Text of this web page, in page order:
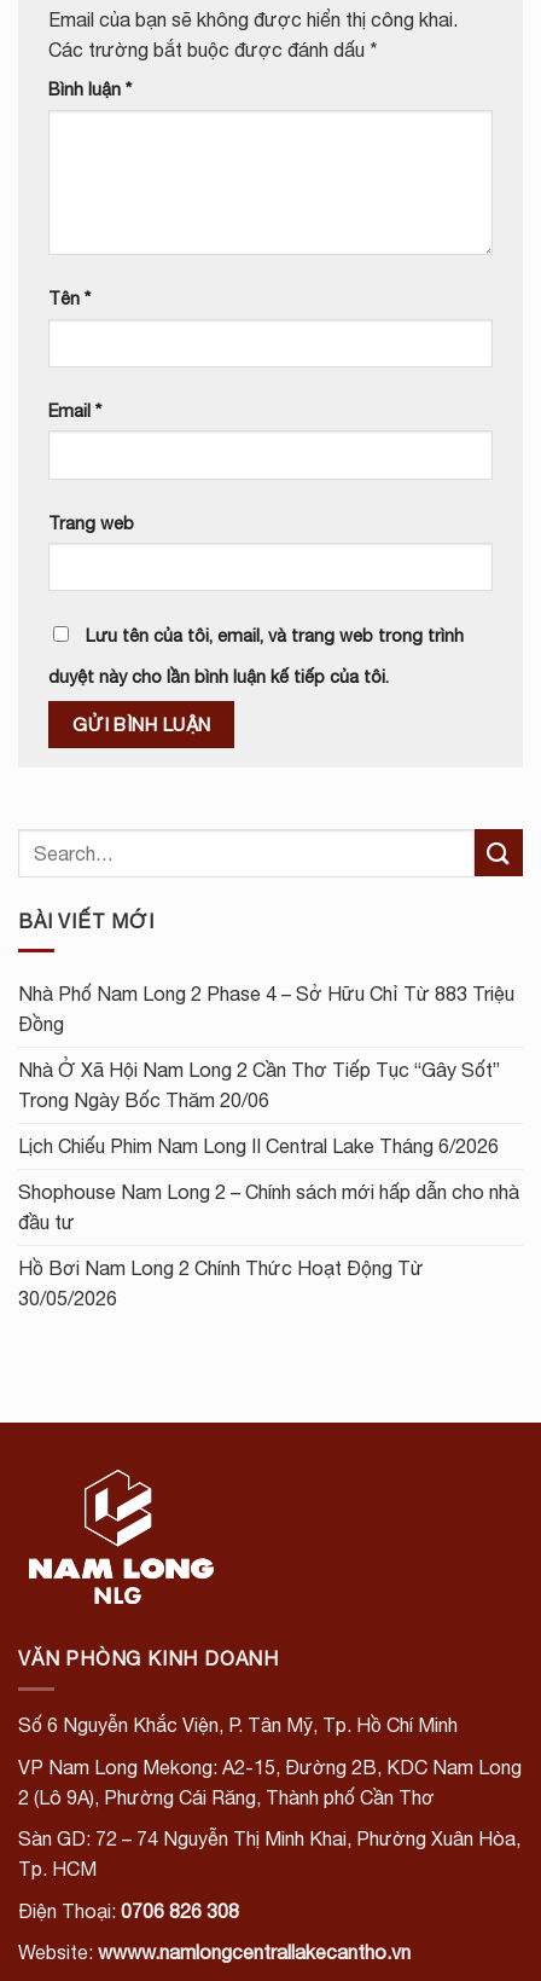
Email của bạn sẽ không được hiển thị công khai.
Các trường bắt buộc được đánh dấu *
Bình luận *
Tên *
Email *
Trang web
Lưu tên của tôi, email, và trang web trong trình
duyệt này cho lần bình luận kế tiếp của tôi.
BÀI VIẾT MỚI
Nhà Phố Nam Long 2 Phase 4 – Sở Hữu Chỉ Từ 883 Triệu
Đồng
Nhà Ở Xã Hội Nam Long 2 Cần Thơ Tiếp Tục “Gây Sốt”
Trong Ngày Bốc Thăm 20/06
Lịch Chiếu Phim Nam Long II Central Lake Tháng 6/2026
Shophouse Nam Long 2 – Chính sách mới hấp dẫn cho nhà
đầu tư
Hồ Bơi Nam Long 2 Chính Thức Hoạt Động Từ
30/05/2026
VĂN PHÒNG KINH DOANH
Số 6 Nguyễn Khắc Viện, P. Tân Mỹ, Tp. Hồ Chí Minh
VP Nam Long Mekong: A2-15, Đường 2B, KDC Nam Long
2 (Lô 9A), Phường Cái Răng, Thành phố Cần Thơ
Sàn GD: 72 – 74 Nguyễn Thị Minh Khai, Phường Xuân Hòa,
Tp. HCM
Điện Thoại: 0706 826 308
Website: wwww.namlongcentrallakecantho.vn